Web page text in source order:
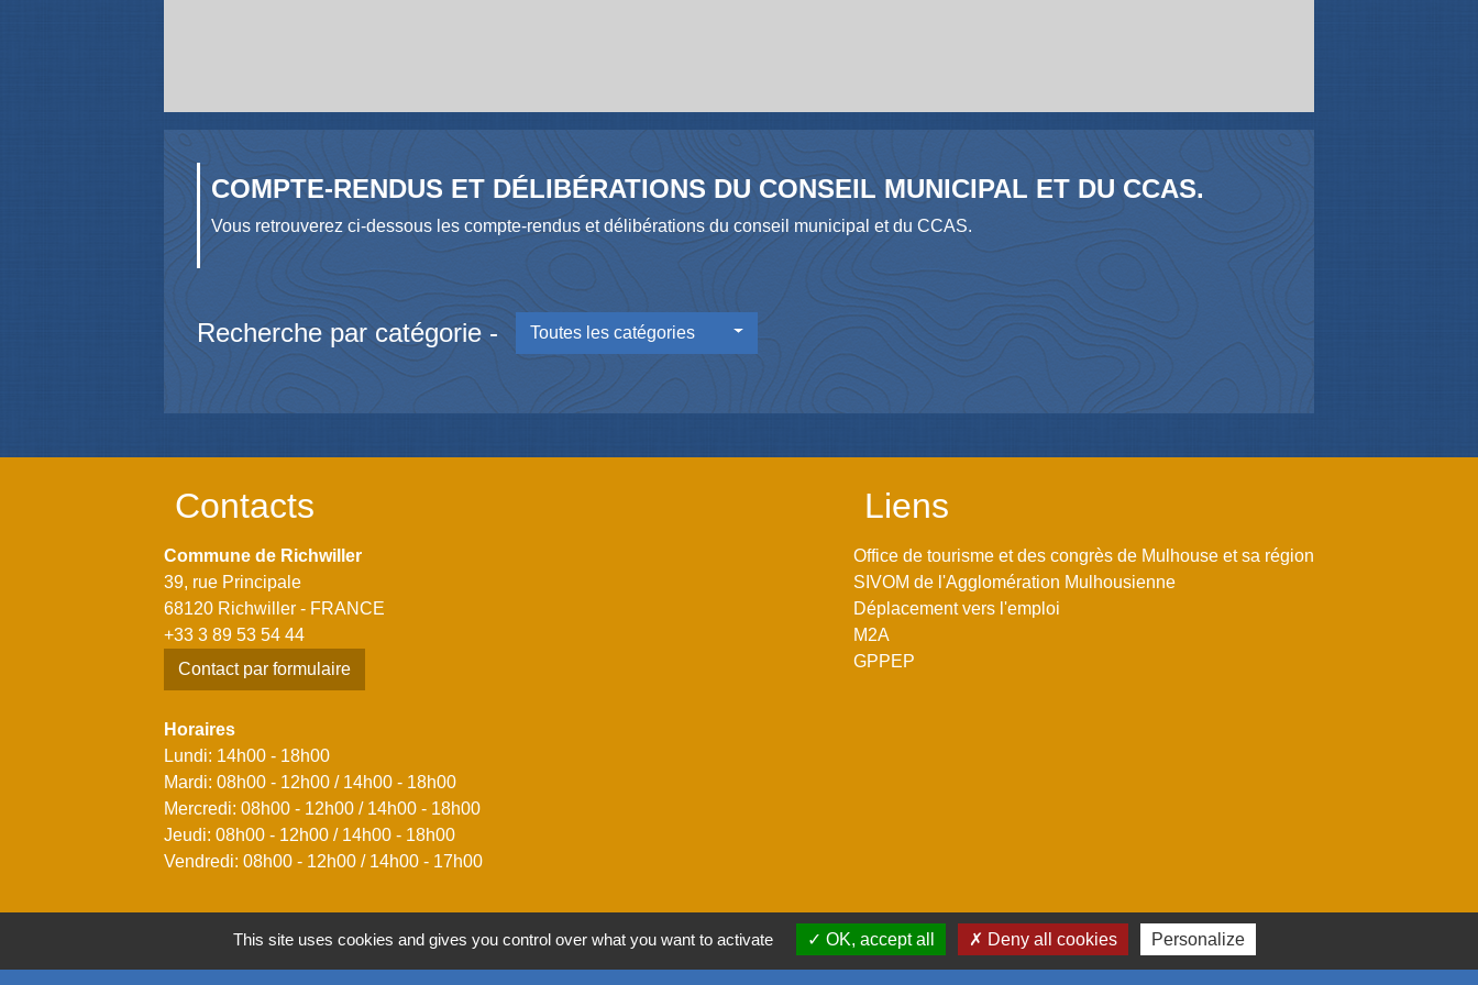
COMPTE-RENDUS ET DÉLIBÉRATIONS DU CONSEIL MUNICIPAL ET DU CCAS.
Vous retrouverez ci-dessous les compte-rendus et délibérations du conseil municipal et du CCAS.
Recherche par catégorie - Toutes les catégories
Contacts
Commune de Richwiller
39, rue Principale
68120 Richwiller - FRANCE
+33 3 89 53 54 44
Contact par formulaire
Horaires
Lundi: 14h00 - 18h00
Mardi: 08h00 - 12h00 / 14h00 - 18h00
Mercredi: 08h00 - 12h00 / 14h00 - 18h00
Jeudi: 08h00 - 12h00 / 14h00 - 18h00
Vendredi: 08h00 - 12h00 / 14h00 - 17h00
Liens
Office de tourisme et des congrès de Mulhouse et sa région
SIVOM de l'Agglomération Mulhousienne
Déplacement vers l'emploi
M2A
GPPEP
Mentions légales - Politique de confidentialité - Accessibilité - Plan du site - Gestion des cookies
This site uses cookies and gives you control over what you want to activate OK, accept all Deny all cookies Personalize